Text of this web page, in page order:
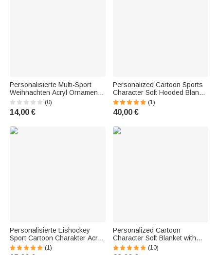
Personalisierte Multi-Sport
Weihnachten Acryl Ornament
mit Namen
Weihnachtsgeschenk für
Athleten Trainer
(0)
14,00 €
Personalized Cartoon Sports
Character Soft Hooded Blanket
with Name and Number—
Birthday, Christmas, or Game
Gift for Hockey Players and
(1)
40,00 €
Personalisierte Eishockey
Sport Cartoon Charakter Acryl
Ornament mit Name und
Nummer Home Tree Decor
(1)
Personalized Cartoon
Character Soft Blanket with
Name and Number—Home
Decor, Team, Birthday Gift for
(10)